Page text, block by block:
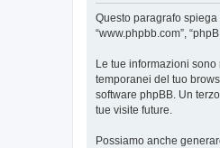
Questo paragrafo spiega
“www.phpbb.com”,
Le tue informazioni
temporanei del tuo
software phpBB. Un
tue visite future.
Possiamo anche